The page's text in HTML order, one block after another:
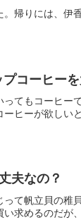
帰りには、伊
コーヒーを
てもコーヒー
ヒーが欲しい
夫なの？
て帆立貝の稚
求めるのだが